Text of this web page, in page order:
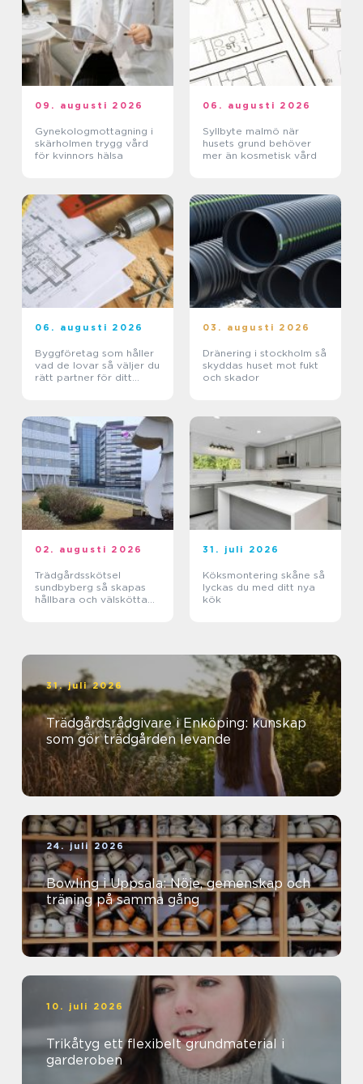
09. augusti 2026
Gynekologmottagning i
skärholmen trygg vård
för kvinnors hälsa
06. augusti 2026
Syllbyte malmö när
husets grund behöver
mer än kosmetisk vård
06. augusti 2026
Byggföretag som håller
vad de lovar så väljer du
rätt partner för ditt
03. augusti 2026
Dränering i stockholm så
skyddas huset mot fukt
och skador
02. augusti 2026
Trädgårdsskötsel
sundbyberg så skapas
hållbara och välskötta
31. juli 2026
Köksmontering skåne så
lyckas du med ditt nya
kök
31. juli 2026
Trädgårdsrådgivare i Enköping: kunskap
som gör trädgården levande
24. juli 2026
Bowling i Uppsala: Nöje, gemenskap och
träning på samma gång
10. juli 2026
Trikåtyg ett flexibelt grundmaterial i
garderoben